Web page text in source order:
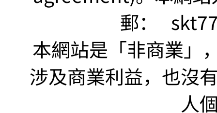
郵：
本網站是「非商業
涉及商業利益，也沒
人